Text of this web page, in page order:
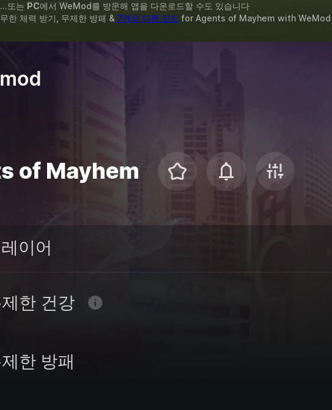
...또는 PC에서 WeMod를 방문해 앱을 다운로드할 수도 있습니다
무한 체력 받기, 무제한 방패 & 7개의 다른 모드 for Agents of Mayhem with WeMod